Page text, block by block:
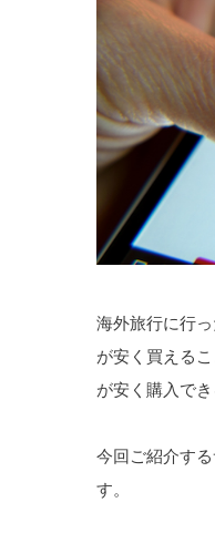
海外旅行に行
が安く買える
が安く購入で
今回ご紹介す
す。